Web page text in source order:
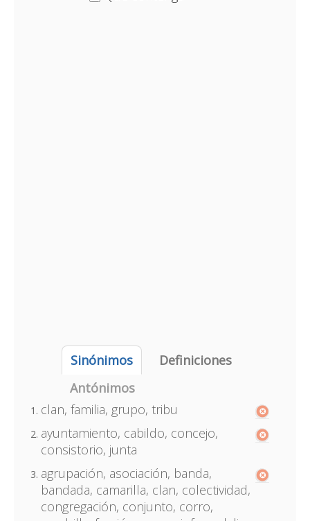
Sinónimos
Definiciones
Antónimos
clan, familia, grupo, tribu
ayuntamiento, cabildo, concejo,
consistorio, junta
agrupación, asociación, banda,
bandada, camarilla, clan, colectividad,
congregación, conjunto, corro,